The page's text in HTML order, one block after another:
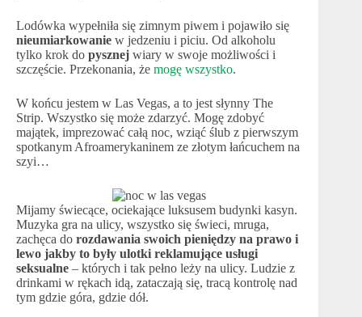
Lodówka wypełniła się zimnym piwem i pojawiło się
nieumiarkowanie w jedzeniu i piciu. Od alkoholu
tylko krok do pysznej wiary w swoje możliwości i
szczęście. Przekonania, że mogę wszystko.
W końcu jestem w Las Vegas, a to jest słynny The
Strip. Wszystko się może zdarzyć. Mogę zdobyć
majątek, imprezować całą noc, wziąć ślub z pierwszym
spotkanym Afroamerykaninem ze złotym łańcuchem na
szyi…
Mijamy świecące, ociekające luksusem budynki kasyn.
Muzyka gra na ulicy, wszystko się świeci, mruga,
zachęca do rozdawania swoich pieniędzy na prawo i
lewo jakby to były ulotki reklamujące usługi
seksualne – których i tak pełno leży na ulicy. Ludzie z
drinkami w rękach idą, zataczają się, tracą kontrolę nad
tym gdzie góra, gdzie dół.